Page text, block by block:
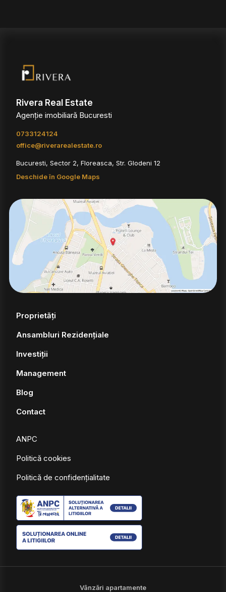
Rivera Real Estate
Agenție imobiliară Bucuresti
0733124124
office@riverarealestate.ro
Bucuresti, Sector 2, Floreasca, Str. Glodeni 12
Deschide în Google Maps
Proprietăți
Ansambluri Rezidențiale
Investiții
Management
Blog
Contact
ANPC
Politică cookies
Politică de confidențialitate
Vânzări apartamente